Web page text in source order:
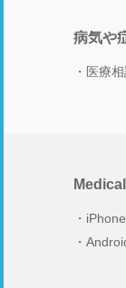
病気や
医療